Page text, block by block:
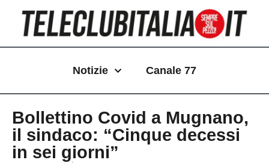
contenuto
Notizie Canale 77
Bollettino Covid a Mugnano,
il sindaco: “Cinque decessi
in sei giorni”